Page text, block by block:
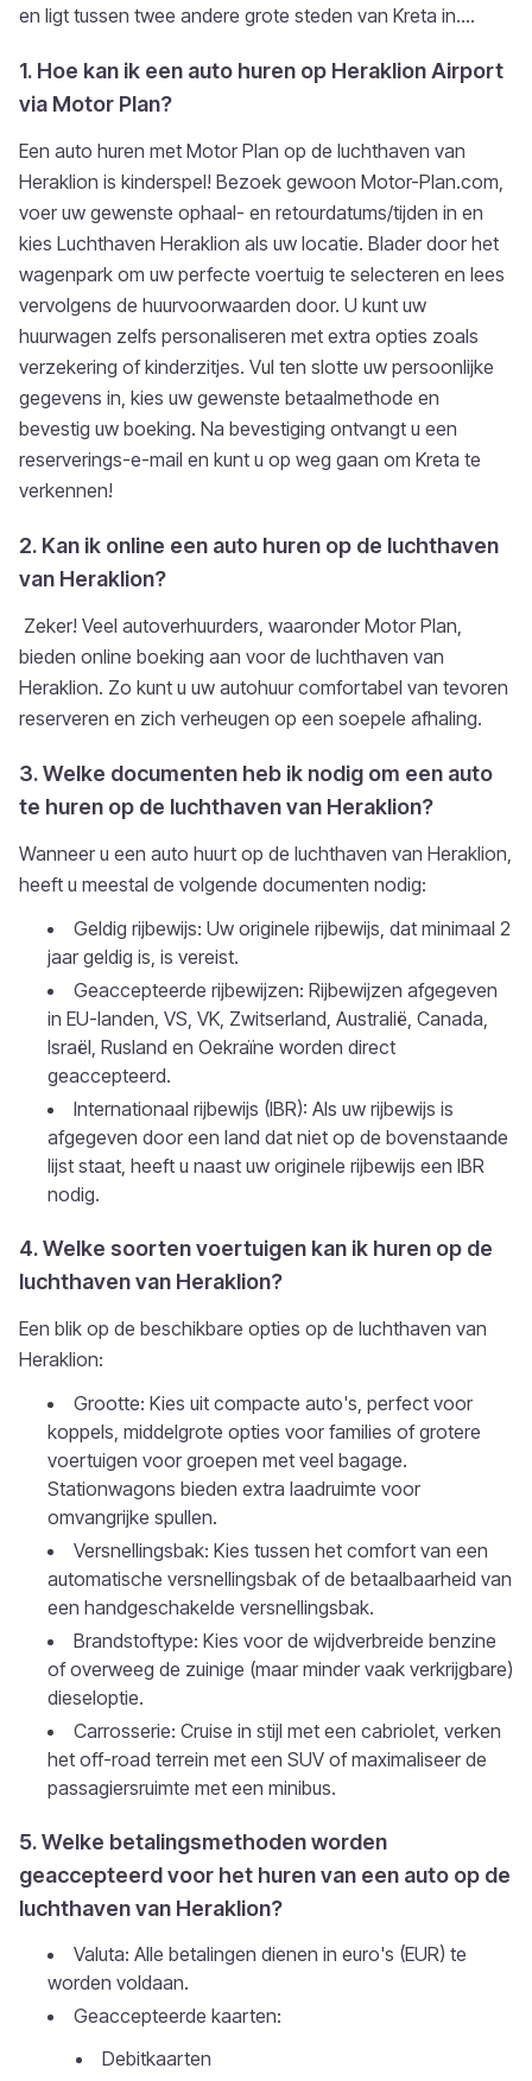
en ligt tussen twee andere grote steden van Kreta in....
1. Hoe kan ik een auto huren op Heraklion Airport
via Motor Plan?
Een auto huren met Motor Plan op de luchthaven van
Heraklion is kinderspel! Bezoek gewoon Motor-Plan.com,
voer uw gewenste ophaal- en retourdatums/tijden in en
kies Luchthaven Heraklion als uw locatie. Blader door het
wagenpark om uw perfecte voertuig te selecteren en lees
vervolgens de huurvoorwaarden door. U kunt uw
huurwagen zelfs personaliseren met extra opties zoals
verzekering of kinderzitjes. Vul ten slotte uw persoonlijke
gegevens in, kies uw gewenste betaalmethode en
bevestig uw boeking. Na bevestiging ontvangt u een
reserverings-e-mail en kunt u op weg gaan om Kreta te
verkennen!
2. Kan ik online een auto huren op de luchthaven
van Heraklion?
Zeker! Veel autoverhuurders, waaronder Motor Plan,
bieden online boeking aan voor de luchthaven van
Heraklion. Zo kunt u uw autohuur comfortabel van tevoren
reserveren en zich verheugen op een soepele afhaling.
3. Welke documenten heb ik nodig om een auto
te huren op de luchthaven van Heraklion?
Wanneer u een auto huurt op de luchthaven van Heraklion,
heeft u meestal de volgende documenten nodig:
Geldig rijbewijs: Uw originele rijbewijs, dat minimaal 2
jaar geldig is, is vereist.
Geaccepteerde rijbewijzen: Rijbewijzen afgegeven
in EU-landen, VS, VK, Zwitserland, Australië, Canada,
Israël, Rusland en Oekraïne worden direct
geaccepteerd.
Internationaal rijbewijs (IBR): Als uw rijbewijs is
afgegeven door een land dat niet op de bovenstaande
lijst staat, heeft u naast uw originele rijbewijs een IBR
nodig.
4. Welke soorten voertuigen kan ik huren op de
luchthaven van Heraklion?
Een blik op de beschikbare opties op de luchthaven van
Heraklion:
Grootte: Kies uit compacte auto's, perfect voor
koppels, middelgrote opties voor families of grotere
voertuigen voor groepen met veel bagage.
Stationwagons bieden extra laadruimte voor
omvangrijke spullen.
Versnellingsbak: Kies tussen het comfort van een
automatische versnellingsbak of de betaalbaarheid van
een handgeschakelde versnellingsbak.
Brandstoftype: Kies voor de wijdverbreide benzine
of overweeg de zuinige (maar minder vaak verkrijgbare)
dieseloptie.
Carrosserie: Cruise in stijl met een cabriolet, verken
het off-road terrein met een SUV of maximaliseer de
passagiersruimte met een minibus.
5. Welke betalingsmethoden worden
geaccepteerd voor het huren van een auto op de
luchthaven van Heraklion?
Valuta: Alle betalingen dienen in euro's (EUR) te
worden voldaan.
Geaccepteerde kaarten:
Debitkaarten